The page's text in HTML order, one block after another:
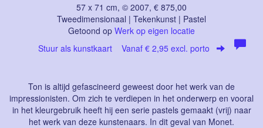
57 x 71 cm, © 2007, € 875,00
Tweedimensionaal | Tekenkunst | Pastel
Getoond op Werk op eigen locatie
Stuur als kunstkaart Vanaf € 2,95 excl. porto
Ton is altijd gefascineerd geweest door het werk van de
impressionisten. Om zich te verdiepen in het onderwerp en vooral
in het kleurgebruik heeft hij een serie pastels gemaakt (vrij) naar
het werk van deze kunstenaars. In dit geval van Monet.